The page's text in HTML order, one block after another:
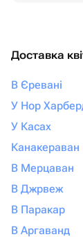
Доставка
В Єревані
У Нор
У Касах
Канакераван
В Мерцаван
В Джрвеж
В Паракар
В Аргаванд